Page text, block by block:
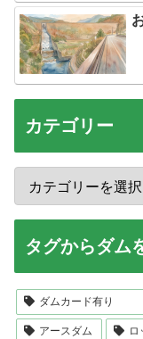
カテゴリー
タグからダム
ダムカード有り
アースダム ロ